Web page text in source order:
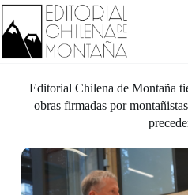
Saltar
contenido
Editorial Chilena de Montaña
obras firmadas por